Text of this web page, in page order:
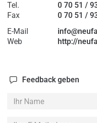
Feedback geben
Ihr
Tel.
0 70 51 /
Fax
0 70 51 /
E-Mail
Web
http://